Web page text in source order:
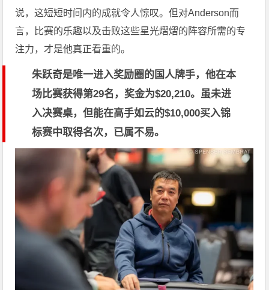
说，这短短时间内的成就令人惊叹。但对Anderson而
言，比赛的乐趣以及击败这些星光熠熠的阵容所需的专
注力，才是他真正看重的。
朱跃奇是唯一进入奖励圈的国人牌手，他在本
场比赛获得第29名，奖金为$20,210。虽未进
入决赛桌，但能在高手如云的$10,000买入锦
标赛中取得名次，已属不易。